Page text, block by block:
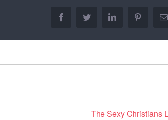
facebooktwitter linkedin pinterest
The Sexy Christians